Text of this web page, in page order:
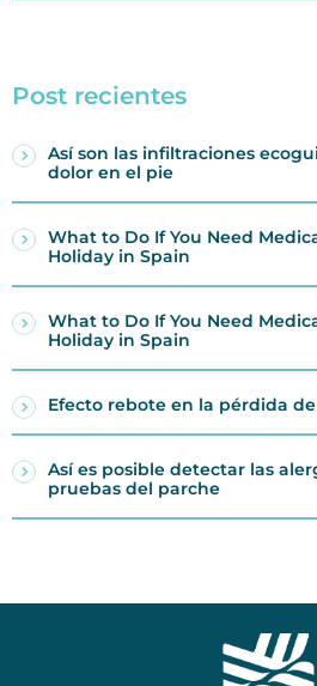
Post recientes
Así son las infiltraciones
dolor en el pie
What to Do If You Need
Holiday in Spain
What to Do If You Need
Holiday in Spain
Efecto rebote en la pérdida
Así es posible detectar las
pruebas del parche